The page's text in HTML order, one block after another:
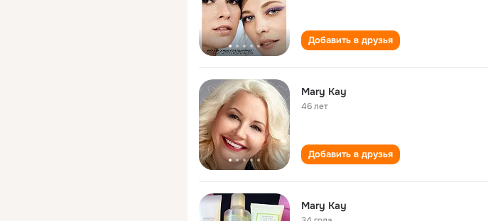
Добавить в друзья
Mary Kay
46 лет
Добавить в друзья
Mary Kay